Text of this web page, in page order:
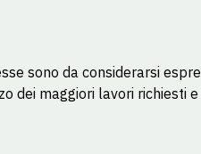
sono da considerarsi
dei maggiori lavori richiesti